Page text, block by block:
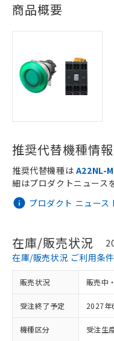
商品概要
推奨代替機種情報
プロダクト ニュー
推奨代替機種は A22NL-
細はプロダクトニュース
在庫/販売状況
在庫/販売状況 ご利用条件
販売状況 販売中
受注終了予定 2027年
機種区分 受注生